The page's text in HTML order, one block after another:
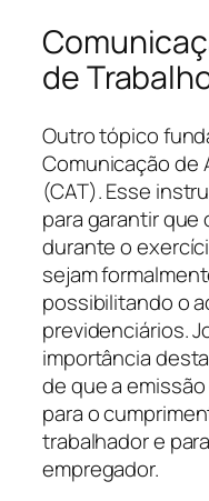
de
Outro tópico
Comunicação de
(CAT). Esse
para garantir
durante o
sejam
possibilitando o
previdenciários.
importância
de que a
para o
trabalhador e
empregador.